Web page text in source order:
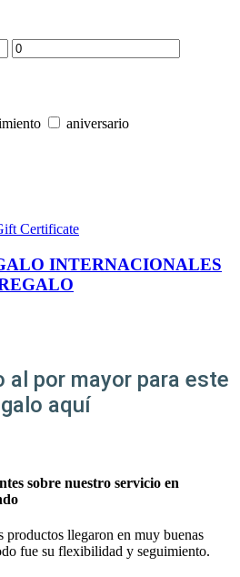
aniversario
INTERNACIONALES
al por mayor para este
aquí
sobre nuestro servicio en
llegaron en muy buenas
fue su flexibilidad y seguimiento.